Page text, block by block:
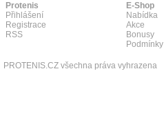
Protenis
Přihlášení
Registrace
RSS
E-Shop
Nabídka
Akce
Bonusy
Podmínky
PROTENIS.CZ všechna práva vyhrazena